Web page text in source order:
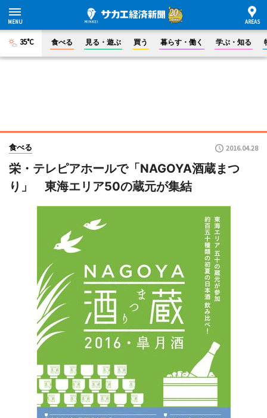
35°C 食べる 見る・遊ぶ 買う 暮らす・働く 学ぶ・知る
食べる 2016.04.28
栄・テレピアホールで「NAGOYA酒蔵まつ
り」 東海エリア50の蔵元が集結